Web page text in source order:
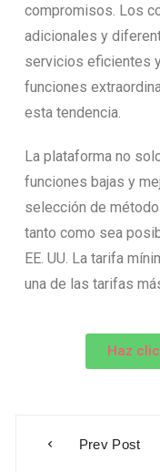
compromisos. Los
adicionales y
servicios eficientes
funciones
esta tendencia.
La plataforma no
funciones bajas y
selección de
tanto como sea
EE. UU. La tarifa
una de las tarifas
Haz
Prev Post